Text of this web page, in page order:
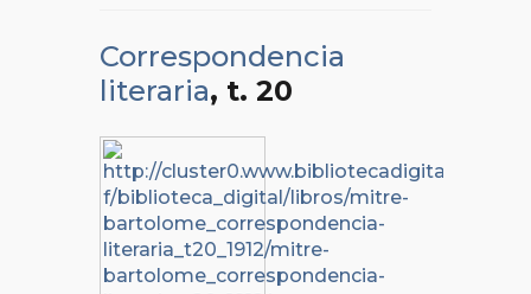
Correspondencia
literaria, t. 20